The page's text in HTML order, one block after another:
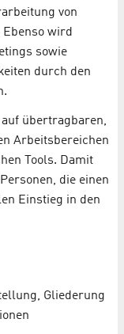
von
wird
sowie
durch den
übertragbaren,
Arbeitsbereichen
Tools. Damit
die einen
Einstieg in den
Gliederung